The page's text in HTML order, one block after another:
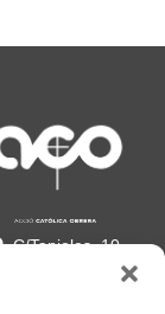
C/Tapioles, 10